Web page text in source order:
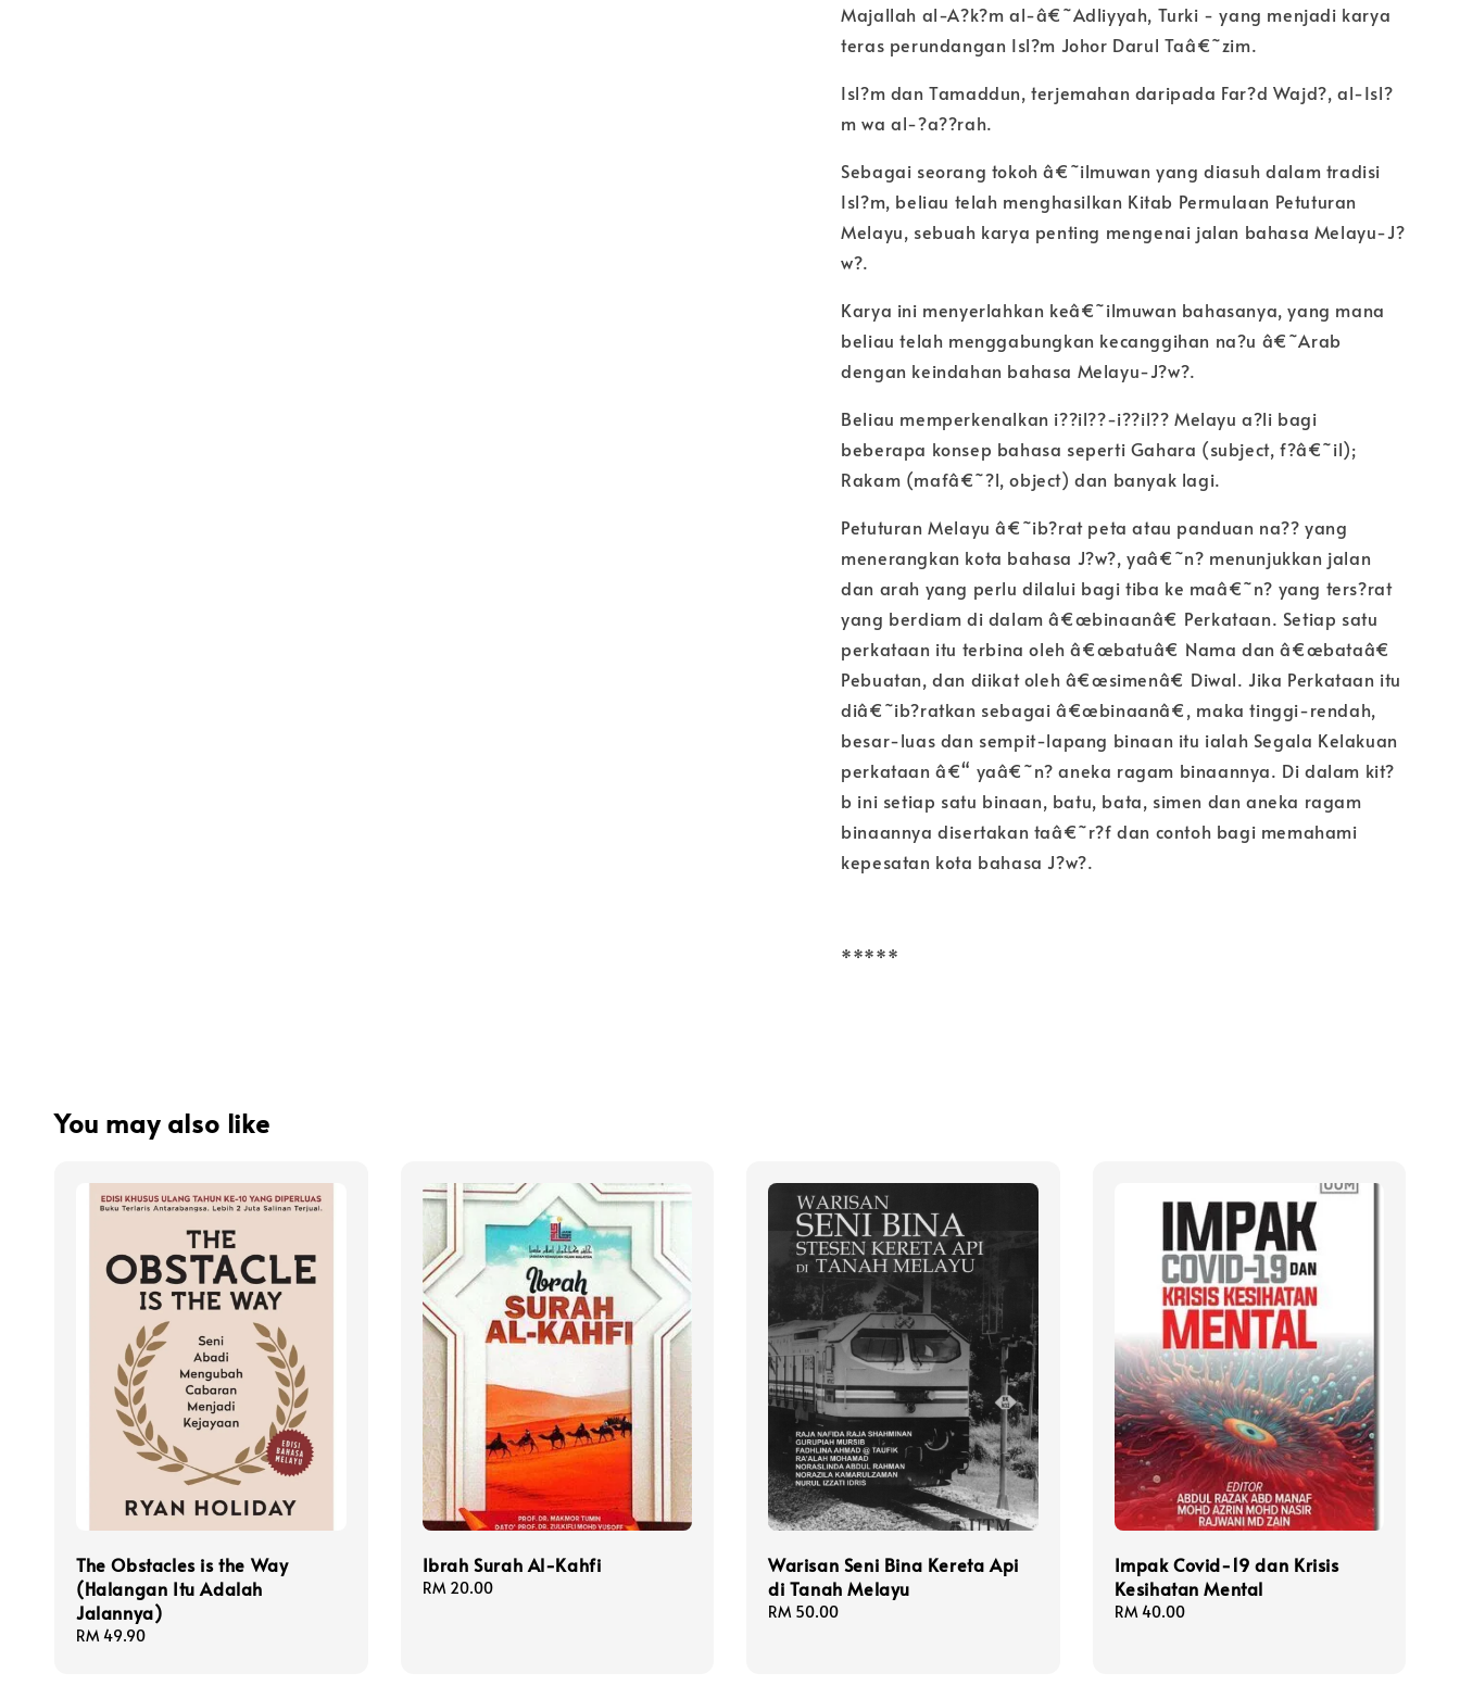
Majallah al-A?k?m al-â€˜Adliyyah, Turki - yang menjadi karya
teras perundangan Isl?m Johor Darul Taâ€˜zim.
Isl?m dan Tamaddun, terjemahan daripada Far?d Wajd?, al-Isl?
m wa al-?a??rah.
Sebagai seorang tokoh â€˜ilmuwan yang diasuh dalam tradisi
Isl?m, beliau telah menghasilkan Kitab Permulaan Petuturan
Melayu, sebuah karya penting mengenai jalan bahasa Melayu-J?
w?.
Karya ini menyerlahkan keâ€˜ilmuwan bahasanya, yang mana
beliau telah menggabungkan kecanggihan na?u â€˜Arab
dengan keindahan bahasa Melayu-J?w?.
Beliau memperkenalkan i??il??-i??il?? Melayu a?li bagi
beberapa konsep bahasa seperti Gahara (subject, f?â€˜il);
Rakam (mafâ€˜?l, object) dan banyak lagi.
Petuturan Melayu â€˜ib?rat peta atau panduan na?? yang
menerangkan kota bahasa J?w?, yaâ€˜n? menunjukkan jalan
dan arah yang perlu dilalui bagi tiba ke maâ€˜n? yang ters?rat
yang berdiam di dalam â€œbinaanâ€ Perkataan. Setiap satu
perkataan itu terbina oleh â€œbatuâ€ Nama dan â€œbataâ€
Pebuatan, dan diikat oleh â€œsimenâ€ Diwal. Jika Perkataan itu
diâ€˜ib?ratkan sebagai â€œbinaanâ€, maka tinggi-rendah,
besar-luas dan sempit-lapang binaan itu ialah Segala Kelakuan
perkataan â€“ yaâ€˜n? aneka ragam binaannya. Di dalam kit?
b ini setiap satu binaan, batu, bata, simen dan aneka ragam
binaannya disertakan taâ€˜r?f dan contoh bagi memahami
kepesatan kota bahasa J?w?.
*****
You may also like
The Obstacles is the Way
(Halangan Itu Adalah
Jalannya)
Regular
RM 49.90
Ibrah Surah Al-Kahfi
Regular
RM 20.00
Warisan Seni Bina Kereta Api
di Tanah Melayu
Regular
RM 50.00
Impak Covid-19 dan Krisis
Kesihatan Mental
Regular
RM 40.00